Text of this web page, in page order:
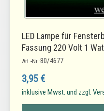
LED Lampe für
Fassung 220 Volt 1
Art.-Nr.:80/4677
3,95 €
inklusive Mwst. und zzgl.